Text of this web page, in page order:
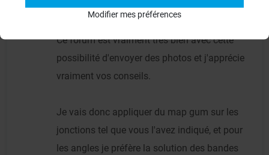
permet de voir exactement de quoi on parle.
Ce forum est vraiment très bien avec cette
possibilité d'envoyer des photos et j'apprécie
vraiment vos conseils.
Je vais donc appliquer du map gum sur les
jonctions tel que vous l'avez indiqué, et pour
les angles je préfère la solution des bandes
Modifier mes préférences